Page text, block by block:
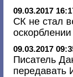
09.03.2017
СК не стал
09.03.2017
Писатель
передавать